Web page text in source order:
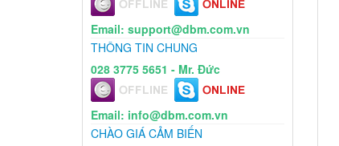
Email: support@dbm.com.vn
THÔNG TIN CHUNG
028 3775 5651 - Mr. Đức
Email: info@dbm.com.vn
CHÀO GIÁ CẢM BIẾN